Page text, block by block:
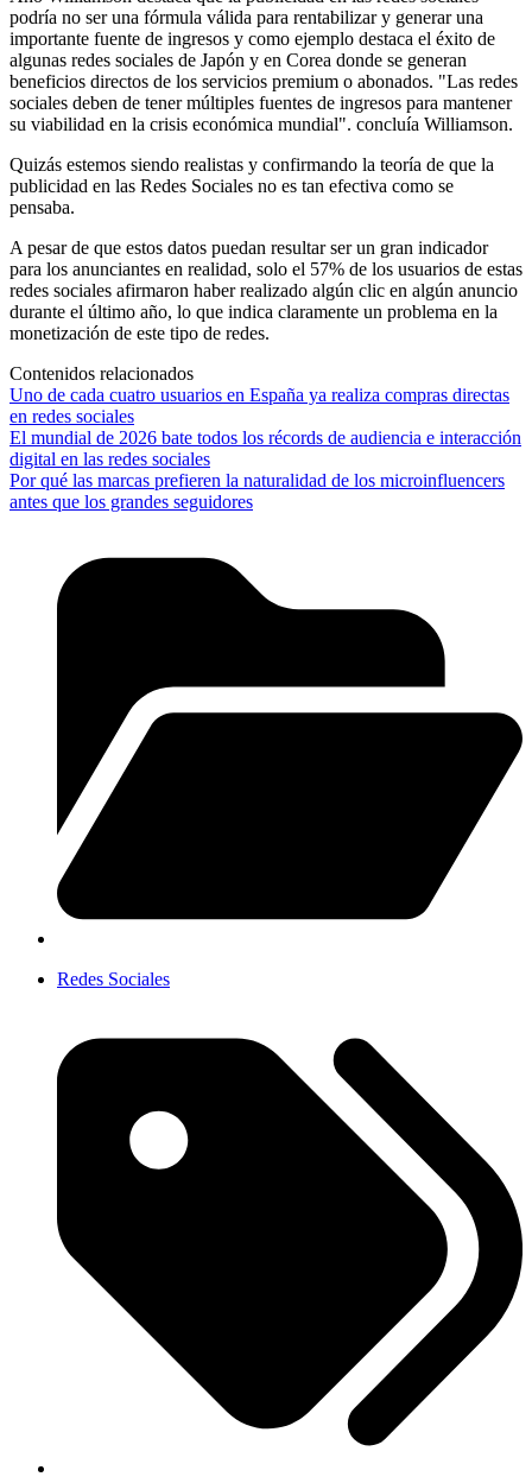
podría no ser una fórmula válida para rentabilizar y generar una
importante fuente de ingresos y como ejemplo destaca el éxito de
algunas redes sociales de Japón y en Corea donde se generan
beneficios directos de los servicios premium o abonados. "Las redes
sociales deben de tener múltiples fuentes de ingresos para mantener
su viabilidad en la crisis económica mundial". concluía Williamson.
Quizás estemos siendo realistas y confirmando la teoría de que la
publicidad en las Redes Sociales no es tan efectiva como se
pensaba.
A pesar de que estos datos puedan resultar ser un gran indicador
para los anunciantes en realidad, solo el 57% de los usuarios de estas
redes sociales afirmaron haber realizado algún clic en algún anuncio
durante el último año, lo que indica claramente un problema en la
monetización de este tipo de redes.
Contenidos relacionados
Uno de cada cuatro usuarios en España ya realiza compras directas
en redes sociales
El mundial de 2026 bate todos los récords de audiencia e interacción
digital en las redes sociales
Por qué las marcas prefieren la naturalidad de los microinfluencers
antes que los grandes seguidores
Redes Sociales